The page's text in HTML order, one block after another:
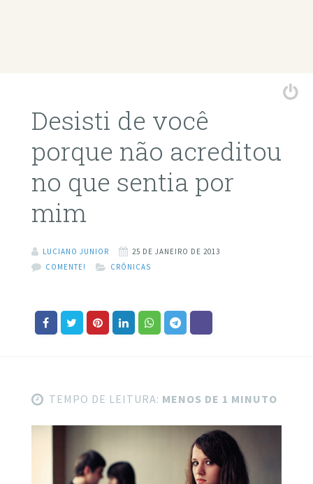
Desisti de você
porque não acreditou
no que sentia por
mim
LUCIANO JUNIOR
25 DE JANEIRO DE 2013
COMENTE!
CRÔNICAS
TEMPO DE LEITURA: MENOS DE 1 MINUTO